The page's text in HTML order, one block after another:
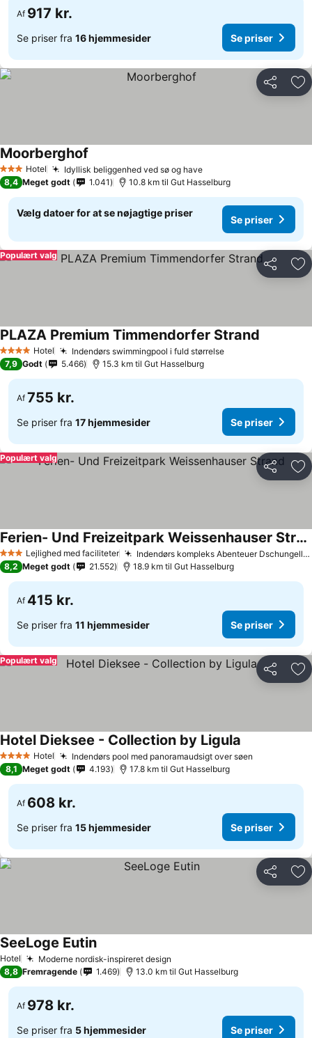
Af 917 kr.
Se priser fra 16 hjemmesider Se priser
Del
3 StjernerHotel Idyllisk beliggenhed ved sø og haveSe priser
Moorberghof
8,4 Meget godt 1.041 10.8 km til Gut Hasselburg
Vælg datoer for at se nøjagtige priser
Se priser
Del
Populært valg
4 StjernerHotel Indendørs swimmingpool i fuld størrelseSe priser
PLAZA Premium Timmendorfer Strand
7,9 Godt 5.466 15.3 km til Gut Hasselburg
Af 755 kr.
Se priser fra 17 hjemmesider Se priser
Del
Populært valg
3 StjernerLejlighed med faciliteter Indendørs kompleks Abenteuer Dschungelland
Ferien- Und Freizeitpark Weissenhauser Strand
Se priser
8,2 Meget godt 21.552 18.9 km til Gut Hasselburg
Af 415 kr.
Se priser fra 11 hjemmesider Se priser
Del
Populært valg
4 StjernerHotel Indendørs pool med panoramaudsigt over søen
Hotel Dieksee - Collection by Ligula
8,1 Meget godt 4.193 17.8 km til Gut Hasselburg
Af 608 kr.
Se priser fra 15 hjemmesider Se priser
Del
Hotel Moderne nordisk-inspireret design
SeeLoge EutinSe priser
8,8 Fremragende 1.469 13.0 km til Gut Hasselburg
Af 978 kr.
Se priser fra 5 hjemmesider Se priser